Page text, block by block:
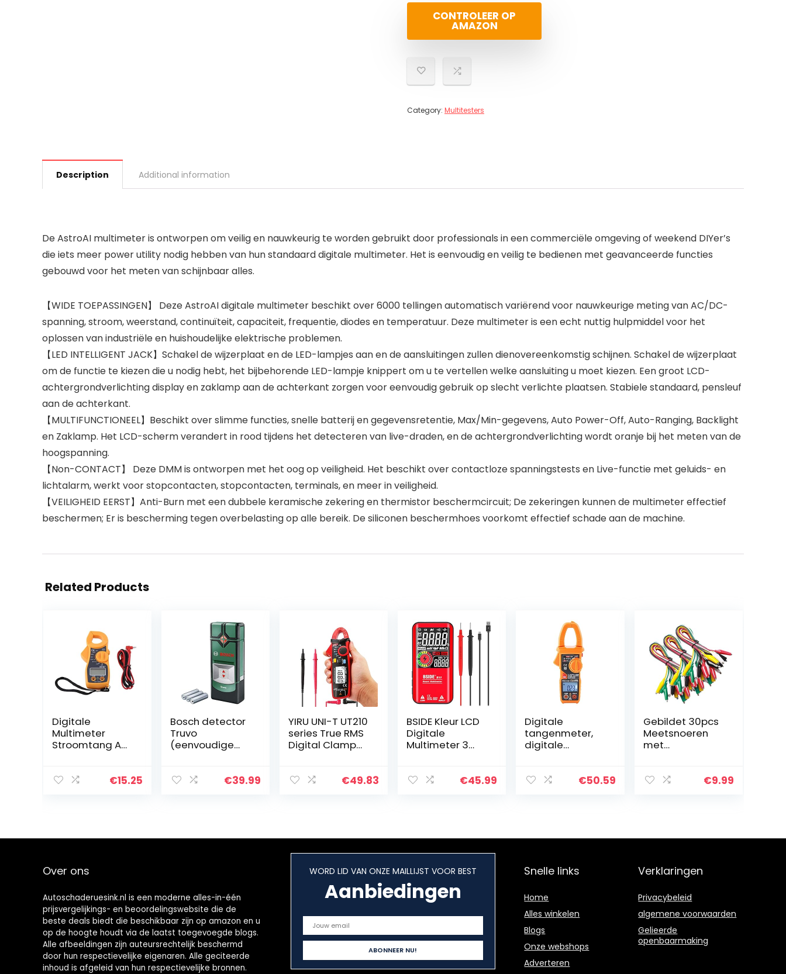
CONTROLEER OP
AMAZON
Category: Multitesters
Description Additional information
De AstroAI multimeter is ontworpen om veilig en nauwkeurig te worden gebruikt door professionals in een commerciële omgeving of weekend DIYer’s
die iets meer power utility nodig hebben van hun standaard digitale multimeter. Het is eenvoudig en veilig te bedienen met geavanceerde functies
gebouwd voor het meten van schijnbaar alles.
【WIDE TOEPASSINGEN】 Deze AstroAI digitale multimeter beschikt over 6000 tellingen automatisch variërend voor nauwkeurige meting van AC/DC-
spanning, stroom, weerstand, continuïteit, capaciteit, frequentie, diodes en temperatuur. Deze multimeter is een echt nuttig hulpmiddel voor het
oplossen van industriële en huishoudelijke elektrische problemen.
【LED INTELLIGENT JACK】Schakel de wijzerplaat en de LED-lampjes aan en de aansluitingen zullen dienovereenkomstig schijnen. Schakel de wijzerplaat
om de functie te kiezen die u nodig hebt, het bijbehorende LED-lampje knippert om u te vertellen welke aansluiting u moet kiezen. Een groot LCD-
achtergrondverlichting display en zaklamp aan de achterkant zorgen voor eenvoudig gebruik op slecht verlichte plaatsen. Stabiele standaard, pensleuf
aan de achterkant.
【MULTIFUNCTIONEEL】Beschikt over slimme functies, snelle batterij en gegevensretentie, Max/Min-gegevens, Auto Power-Off, Auto-Ranging, Backlight
en Zaklamp. Het LCD-scherm verandert in rood tijdens het detecteren van live-draden, en de achtergrondverlichting wordt oranje bij het meten van de
hoogspanning.
【Non-CONTACT】 Deze DMM is ontworpen met het oog op veiligheid. Het beschikt over contactloze spanningstests en Live-functie met geluids- en
lichtalarm, werkt voor stopcontacten, stopcontacten, terminals, en meer in veiligheid.
【VEILIGHEID EERST】Anti-Burn met een dubbele keramische zekering en thermistor beschermcircuit; De zekeringen kunnen de multimeter effectief
beschermen; Er is bescherming tegen overbelasting op alle bereik. De siliconen beschermhoes voorkomt effectief schade aan de machine.
Related Products
Digitale
Multimeter
Stroomtang AC
Stroomtang€15.25
Bosch detector
Truvo
(eenvoudige
muurscanner
€39.99
YIRU UNI-T UT210
series True RMS
Digital Clamp
with ohm,
€49.83
BSIDE Kleur LCD
Digitale
Multimeter 3
Tellingen Auto-
Mode…
€45.99
Digitale
tangenmeter,
digitale
draagbare€50.59
Gebildet 30pcs
Meetsnoeren
met
Geïsoleerde €9.99
Over ons
Autoschaderuesink.nl is een moderne alles-in-één
prijsvergelijkings- en beoordelingswebsite die de
beste deals biedt die beschikbaar zijn op amazon en u
op de hoogte houdt via de laatst toegevoegde blogs.
Alle afbeeldingen zijn auteursrechtelijk beschermd
door hun respectievelijke eigenaren. Alle geciteerde
inhoud is afgeleid van hun respectievelijke bronnen.
WORD LID VAN ONZE MAILLIJST VOOR BEST
Aanbiedingen
Snelle links
Home
Alles winkelen
Blogs
Onze webshops
Adverteren
Verklaringen
Privacybeleid
algemene voorwaarden
Gelieerde
openbaarmaking